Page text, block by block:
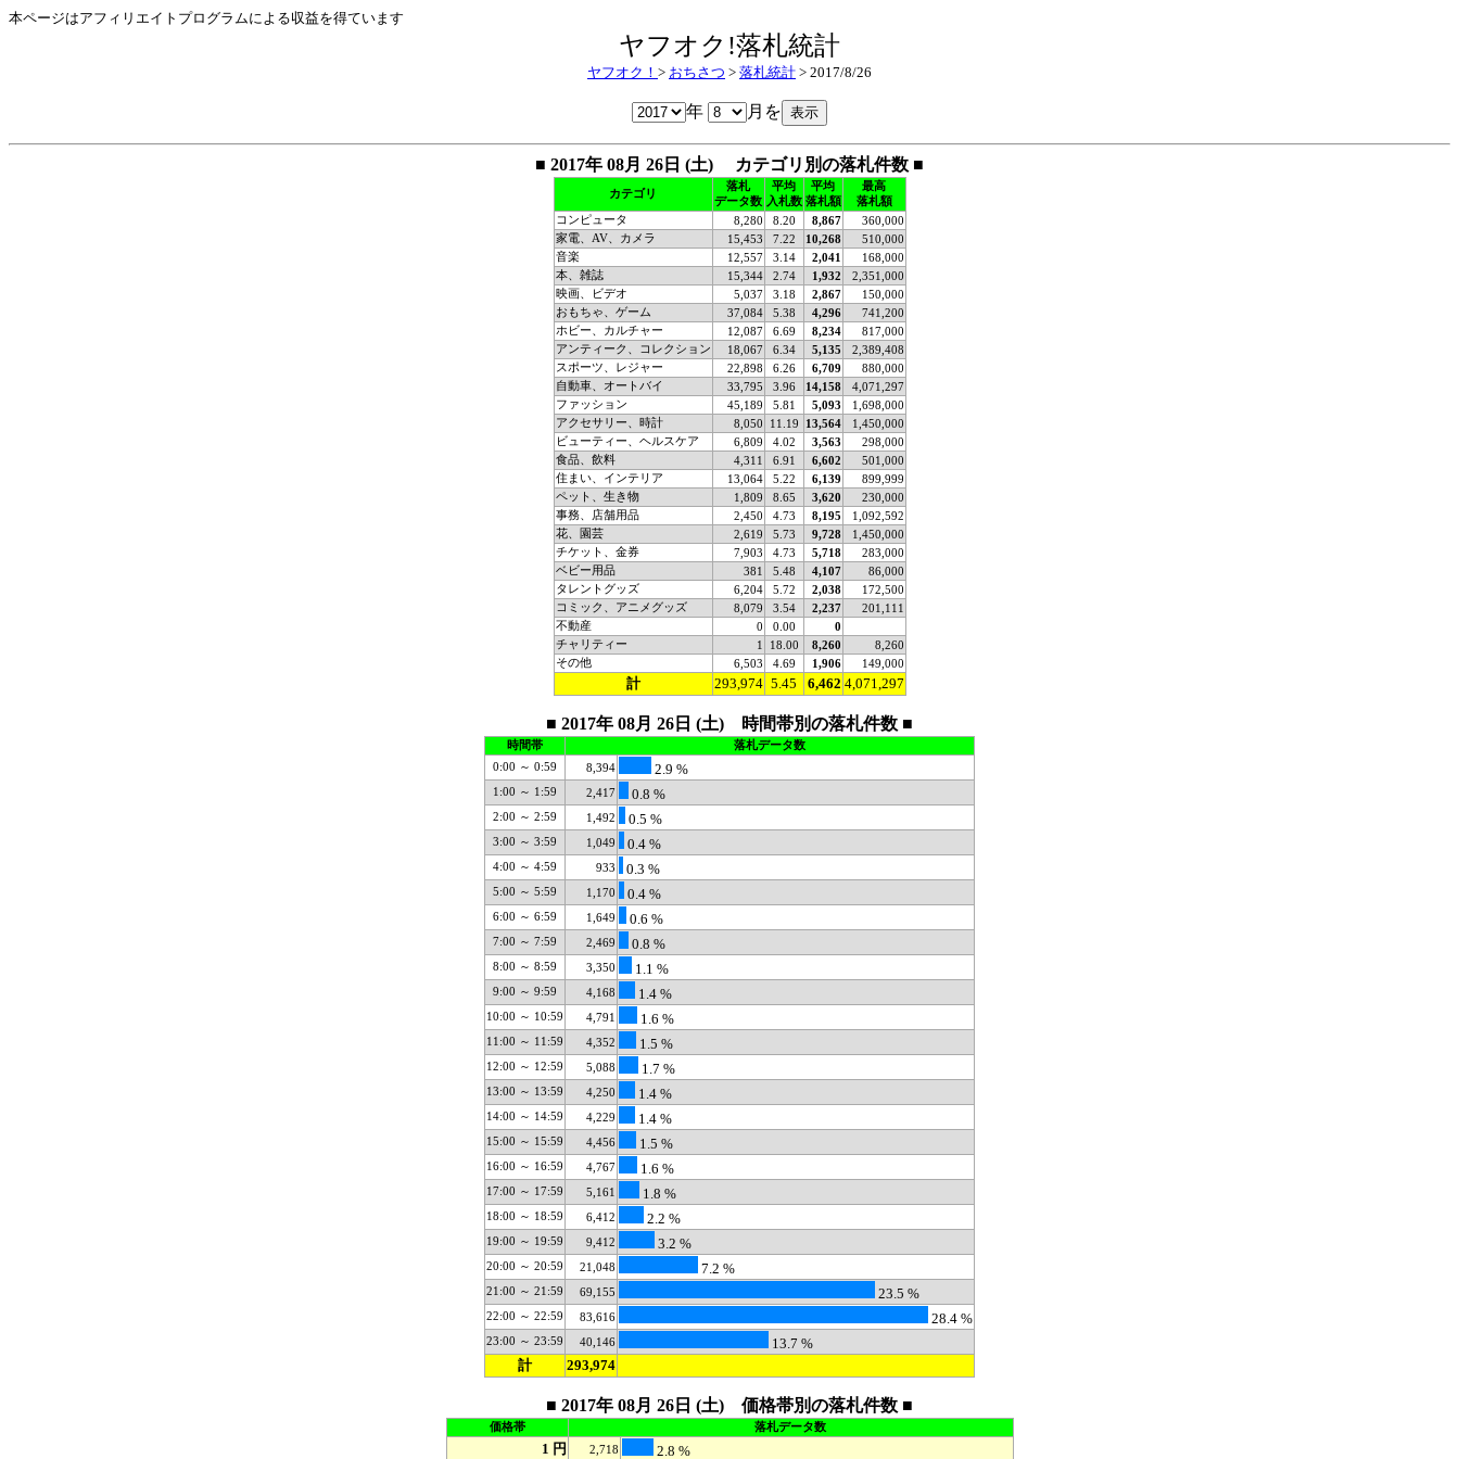
本ページはアフィリエイトプログラムによる収益を得ています
ヤフオク!落札統計
ヤフオク！ > おちさつ > 落札統計 > 2017/8/26
年 月を
■ 2017年 08月 26日 (土) カテゴリ別の落札件数 ■
カテゴリ
落札
データ数
平均
入札数
平均
落札額
最高
落札額
コンピュータ
8,280 8.20 8,867
360,000
家電、AV、カメラ
15,453 7.22 10,268
510,000
音楽
12,557 3.14 2,041
168,000
本、雑誌
15,344 2.74 1,932
2,351,000
映画、ビデオ
5,037 3.18 2,867
150,000
おもちゃ、ゲーム
37,084 5.38 4,296
741,200
ホビー、カルチャー
12,087 6.69 8,234
817,000
アンティーク、コレクション
18,067 6.34 5,135
2,389,408
スポーツ、レジャー
22,898 6.26 6,709
880,000
自動車、オートバイ
33,795 3.96 14,158
4,071,297
ファッション
45,189 5.81 5,093
1,698,000
アクセサリー、時計
8,050 11.19 13,564
1,450,000
ビューティー、ヘルスケア
6,809 4.02 3,563
298,000
食品、飲料
4,311 6.91 6,602
501,000
住まい、インテリア
13,064 5.22 6,139
899,999
ペット、生き物
1,809 8.65 3,620
230,000
事務、店舗用品
2,450 4.73 8,195
1,092,592
花、園芸
2,619 5.73 9,728
1,450,000
チケット、金券
7,903 4.73 5,718
283,000
ベビー用品
381 5.48 4,107
86,000
タレントグッズ
6,204 5.72 2,038
172,500
コミック、アニメグッズ
8,079 3.54 2,237
201,111
不動産
0 0.00
0
チャリティー
1 18.00 8,260
8,260
その他
6,503 4.69 1,906 149,000
計 293,974 5.45 6,462 4,071,297
■ 2017年 08月 26日 (土) 時間帯別の落札件数 ■
時間帯
落札データ数
0:00 ～ 0:59
8,394 2.9 %
1:00 ～ 1:59 2,417 0.8 %
2:00 ～ 2:59 1,492 0.5 %
3:00 ～ 3:59 1,049 0.4 %
4:00 ～ 4:59 933 0.3 %
5:00 ～ 5:59 1,170 0.4 %
6:00 ～ 6:59 1,649 0.6 %
7:00 ～ 7:59 2,469 0.8 %
8:00 ～ 8:59 3,350 1.1 %
9:00 ～ 9:59 4,168 1.4 %
10:00 ～ 10:59 4,791 1.6 %
11:00 ～ 11:59 4,352 1.5 %
12:00 ～ 12:59 5,088 1.7 %
13:00 ～ 13:59 4,250 1.4 %
14:00 ～ 14:59 4,229 1.4 %
15:00 ～ 15:59 4,456 1.5 %
16:00 ～ 16:59 4,767 1.6 %
17:00 ～ 17:59 5,161 1.8 %
18:00 ～ 18:59 6,412 2.2 %
19:00 ～ 19:59 9,412 3.2 %
20:00 ～ 20:59 21,048 7.2 %
21:00 ～ 21:59 69,155 23.5 %
22:00 ～ 22:59 83,616 28.4 %
23:00 ～ 23:59 40,146
13.7 %
計
293,974
■ 2017年 08月 26日 (土) 価格帯別の落札件数 ■
価格帯 落札データ数
1 円 2,718 2.8 %